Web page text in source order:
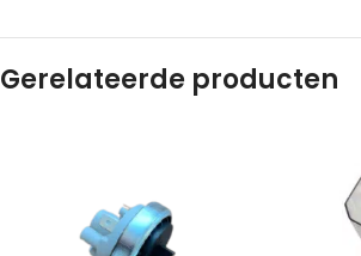
Gerelateerde producten